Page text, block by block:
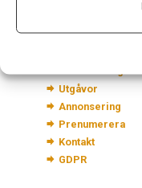
Utgåvor
Annonsering
Prenumerera
Kontakt
GDPR